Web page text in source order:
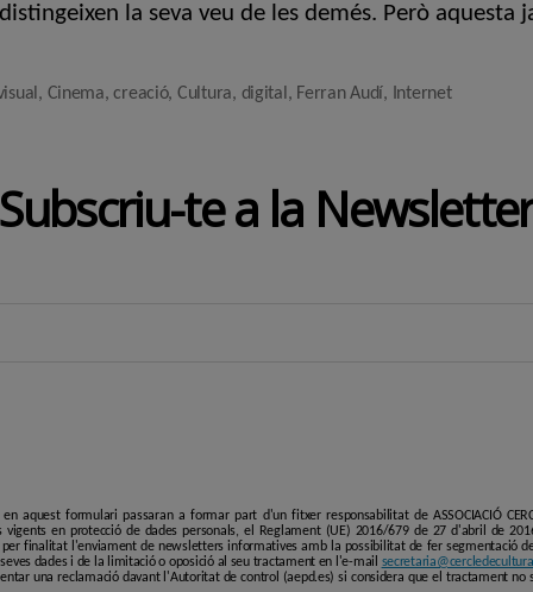
la seva veu de les demés. Però
, Cinema,creació, Cultura, digital , Ferran Audí, Internet
te a la
aquest formulari passaran a formar part d'un fitxer responsabilitat de ASSOCIACIÓ
en protecció de dades personals, el Reglament (UE) 2016/679 de 27 d'abril de
finalitat l'enviament de newsletters informatives amb la possibilitat de fer segmentació
dades i de la limitació o oposició al seu tractament en l'e-mail
una reclamació davant l'Autoritat de control (aepd.es) si considera que el tractament